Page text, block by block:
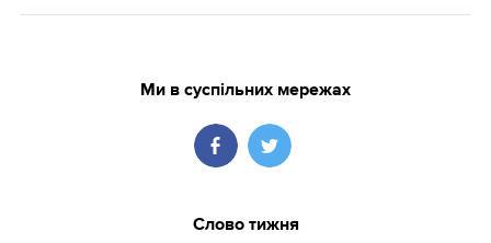
Ми в суспільних мережах
Слово тижня